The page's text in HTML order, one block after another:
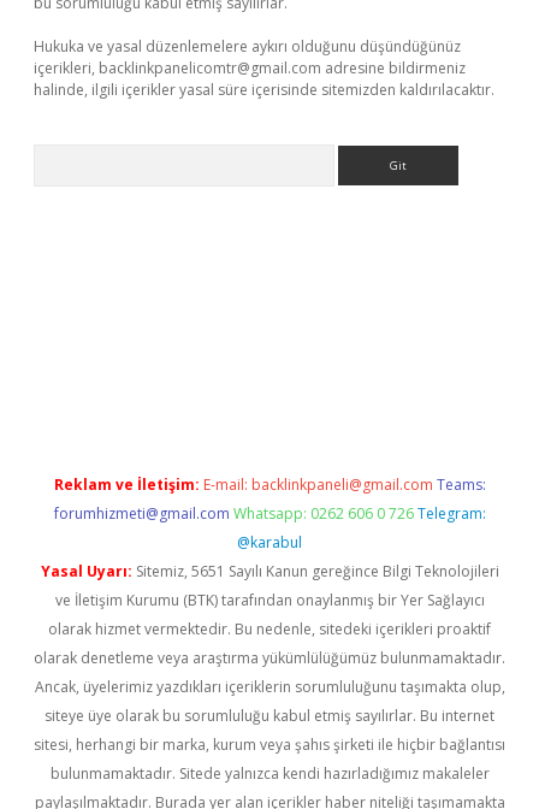
Hukuka ve yasal düzenlemelere aykırı olduğunu düşündüğünüz
içerikleri, backlinkpanelicomtr@gmail.com adresine bildirmeniz
halinde, ilgili içerikler yasal süre içerisinde sitemizden kaldırılacaktır.
Reklam ve İletişim: E-mail: backlinkpaneli@gmail.com Teams:
forumhizmeti@gmail.com Whatsapp: 0262 606 0 726 Telegram:
@karabul
Yasal Uyarı: Sitemiz, 5651 Sayılı Kanun gereğince Bilgi Teknolojileri
ve İletişim Kurumu (BTK) tarafından onaylanmış bir Yer Sağlayıcı
olarak hizmet vermektedir. Bu nedenle, sitedeki içerikleri proaktif
olarak denetleme veya araştırma yükümlülüğümüz bulunmamaktadır.
Ancak, üyelerimiz yazdıkları içeriklerin sorumluluğunu taşımakta olup,
siteye üye olarak bu sorumluluğu kabul etmiş sayılırlar. Bu internet
sitesi, herhangi bir marka, kurum veya şahıs şirketi ile hiçbir bağlantısı
bulunmamaktadır. Sitede yalnızca kendi hazırladığımız makaleler
paylaşılmaktadır. Burada yer alan içerikler haber niteliği taşımamakta